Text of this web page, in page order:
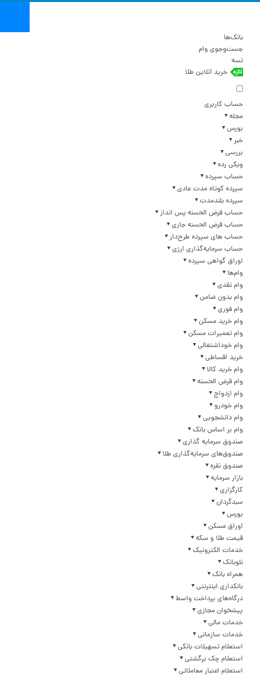
بانک‌ها
جست‌وجوی وام
تسه
خرید آنلاین طلا
حساب کاربری
مجله
بورس
خبر
بررسی
ویکی رده
حساب سپرده
سپرده کوتاه مدت عادی
سپرده بلندمدت
حساب قرض الحسنه پس انداز
حساب قرض الحسنه جاری
حساب های سپرده طرح‌دار
حساب سرمایه‌گذاری ارزی
اوراق گواهی سپرده
وام‌ها
وام نقدی
وام بدون ضامن
وام فوری
وام خرید مسکن
وام تعمیرات مسکن
وام خوداشتغالی
خرید اقساطی
وام خرید کالا
وام قرض الحسنه
وام ازدواج
وام خودرو
وام دانشجویی
وام بر اساس بانک
صندوق سرمایه گذاری
صندوق‌های سرمایه‌گذاری طلا
صندوق نقره
بازار سرمایه
کارگزاری
سبدگردان
بورس
اوراق مسکن
قیمت طلا و سکه
خدمات الکترونیک
نئوبانک
همراه بانک
بانکداری اینترنتی
درگاه‌های پرداخت واسط
پیشخوان مجازی
خدمات مالی
خدمات سازمانی
استعلام تسهیلات بانکی
استعلام چک برگشتی
استعلام اعتبار معاملاتی